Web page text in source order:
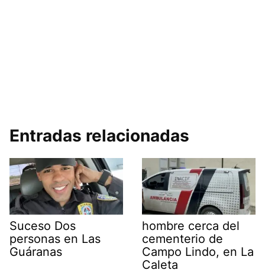
Entradas relacionadas
Suceso Dos
personas en Las
Guáranas
hombre cerca del
cementerio de
Campo Lindo, en La
Caleta